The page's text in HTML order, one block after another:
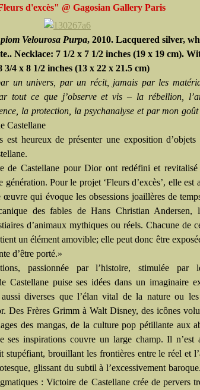
d'excès" @ Gagosian Gallery Paris
Velourosa Purpa, 2010. Lacquered silver,
Necklace: 7 1/2 x 7 1/2 inches (19 x 19 cm).
3/4 x 8 1/2 inches (13 x 22 x 21.5 cm)
un univers, par un récit, jamais par les
tout ce que j’observe et vis – la rébellion,
la protection, la psychanalyse et par mon
Castellane
est heureux de présenter une exposition d’objets
de Castellane pour Dior ont redéfini et revitalisé
Pour le projet ‘Fleurs d’excès’, elle est
qui évoque les obsessions joaillères de
des fables de Hans Christian Andersen,
d’animaux mythiques ou réels. Chacune de
un élément amovible; elle peut donc être
d’être porté.»
passionnée par l’histoire, stimulée par
Castellane puise ses idées dans un imaginaire
diverses que l’élan vital de la nature ou
Des Frères Grimm à Walt Disney, des icônes
des mangas, de la culture pop pétillante aux
ses inspirations couvre un large champ. Il n’est
stupéfiant, brouillant les frontières entre le réel et
glissant du subtil à l’excessivement
: Victoire de Castellane crée de pervers